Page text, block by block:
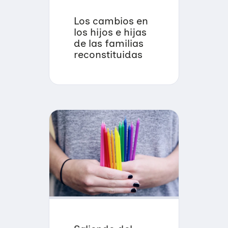
Los cambios en
los hijos e hijas
de las familias
reconstituidas